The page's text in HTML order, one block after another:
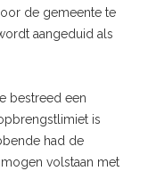
de gemeente te
aangeduid als
bestreed een
is
had de
volstaan met